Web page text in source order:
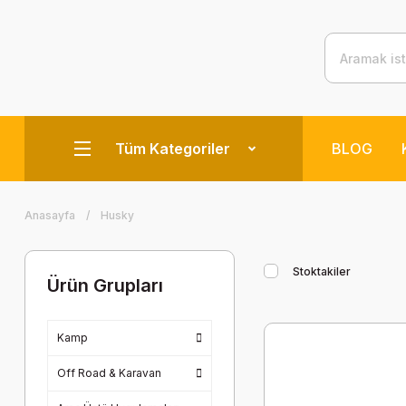
Tüm Kategoriler BLOG
Anasayfa Husky
Ürün Grupları
Kamp
Off Road & Karavan
Stoktakiler